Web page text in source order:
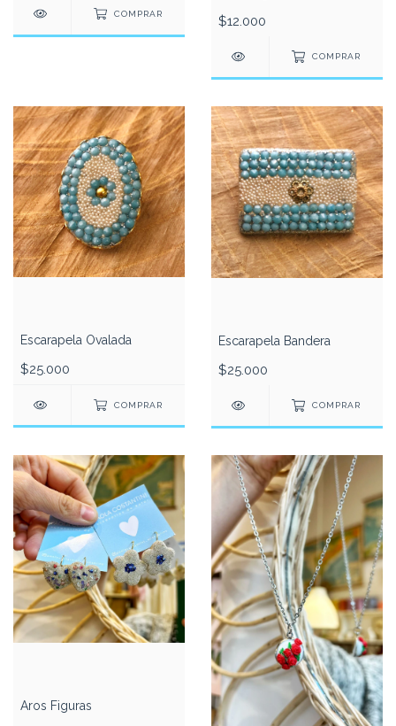
COMPRAR $12.000
COMPRAR
Escarapela Ovalada
$25.000
COMPRAR
Escarapela Bandera
$25.000
COMPRAR
Aros Figuras